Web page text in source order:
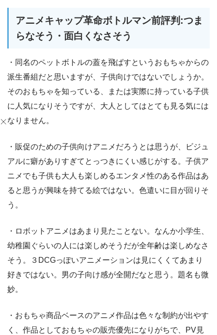
アニメキャップ革命ボトルマン前評判:つま
らなそう・面白くなさそう
・同名のペットボトルの蓋を飛ばすというおもちゃからの
派生番組だと思いますが、子供向けではないでしょうか。
そのおもちゃを知っている、または実際に持っている子供
に人気になりそうですが、大人としてはとても見る気には
なりません。
・販促のための子供向けアニメだろうとは思うが、ビジュ
アルに癖がありすぎてとっつきにくい感じがする。子供ア
ニメでも子供も大人も楽しめるエンタメ性のある作品はあ
ると思うが興味を持てる絵ではない。色遣いに目が回りそ
う。
・ロボットアニメはあまり見たことない。なんか小学生、
幼稚園ぐらいの人には楽しめそうだが全年齢は楽しめなさ
そう。３DCGっぽいアニメーションは見にくくてあまり
好きではない。男の子向け感が全開だなと思う。題名も微
妙。
・おもちゃ商品ベースのアニメ作品は色々な制約が出やす
く、作品としておもちゃの販売優先になりがちで、PV見